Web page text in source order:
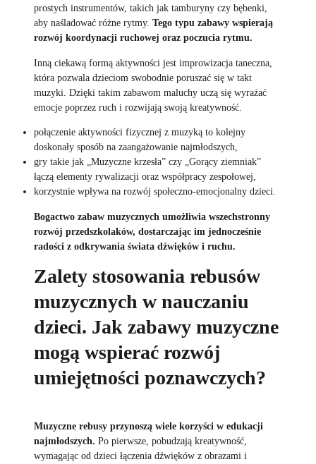
prostych instrumentów, takich jak tamburyny czy bębenki,
aby naśladować różne rytmy. Tego typu zabawy wspierają
rozwój koordynacji ruchowej oraz poczucia rytmu.
Inną ciekawą formą aktywności jest improwizacja taneczna,
która pozwala dzieciom swobodnie poruszać się w takt
muzyki. Dzięki takim zabawom maluchy uczą się wyrażać
emocje poprzez ruch i rozwijają swoją kreatywność.
połączenie aktywności fizycznej z muzyką to kolejny
doskonały sposób na zaangażowanie najmłodszych,
gry takie jak „Muzyczne krzesła” czy „Gorący ziemniak”
łączą elementy rywalizacji oraz współpracy zespołowej,
korzystnie wpływa na rozwój społeczno-emocjonalny dzieci.
Bogactwo zabaw muzycznych umożliwia wszechstronny
rozwój przedszkolaków, dostarczając im jednocześnie
radości z odkrywania świata dźwięków i ruchu.
Zalety stosowania rebusów
muzycznych w nauczaniu
dzieci. Jak zabawy muzyczne
mogą wspierać rozwój
umiejętności poznawczych?
Muzyczne rebusy przynoszą wiele korzyści w edukacji
najmłodszych. Po pierwsze, pobudzają kreatywność,
wymagając od dzieci łączenia dźwięków z obrazami i